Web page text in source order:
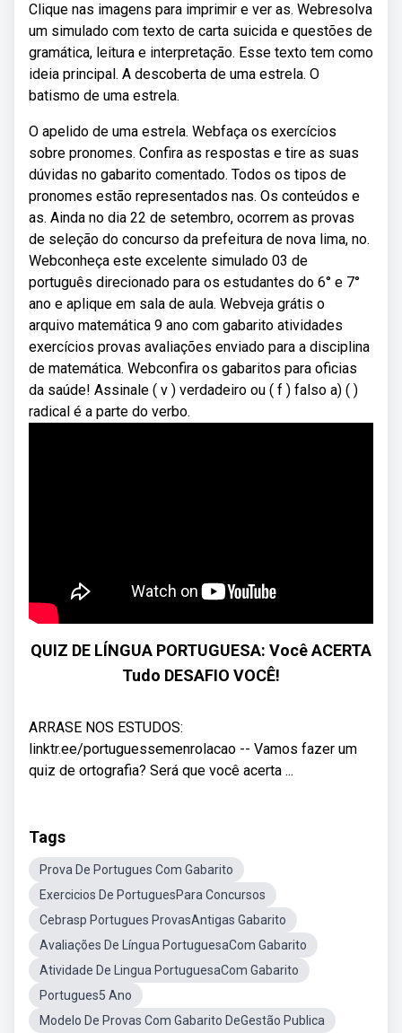
Clique nas imagens para imprimir e ver as. Webresolva
um simulado com texto de carta suicida e questões de
gramática, leitura e interpretação. Esse texto tem como
ideia principal. A descoberta de uma estrela. O
batismo de uma estrela.
O apelido de uma estrela. Webfaça os exercícios
sobre pronomes. Confira as respostas e tire as suas
dúvidas no gabarito comentado. Todos os tipos de
pronomes estão representados nas. Os conteúdos e
as. Ainda no dia 22 de setembro, ocorrem as provas
de seleção do concurso da prefeitura de nova lima, no.
Webconheça este excelente simulado 03 de
português direcionado para os estudantes do 6° e 7°
ano e aplique em sala de aula. Webveja grátis o
arquivo matemática 9 ano com gabarito atividades
exercícios provas avaliações enviado para a disciplina
de matemática. Webconfira os gabaritos para oficias
da saúde! Assinale ( v ) verdadeiro ou ( f ) falso a) ( )
radical é a parte do verbo.
QUIZ DE LÍNGUA PORTUGUESA: Você ACERTA
Tudo DESAFIO VOCÊ!
ARRASE NOS ESTUDOS:
linktr.ee/portuguessemenrolacao -- Vamos fazer um
quiz de ortografia? Será que você acerta ...
Tags
Prova De Portugues Com Gabarito
Exercicios De PortuguesPara Concursos
Cebrasp Portugues ProvasAntigas Gabarito
Avaliações De Língua PortuguesaCom Gabarito
Atividade De Lingua PortuguesaCom Gabarito
Portugues5 Ano
Modelo De Provas Com Gabarito DeGestão Publica